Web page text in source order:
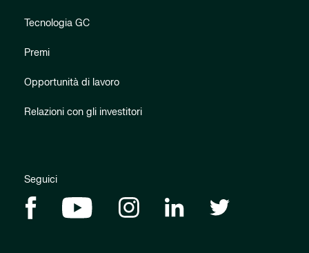
Tecnologia GC
Premi
Opportunità di lavoro
Relazioni con gli investitori
Seguici